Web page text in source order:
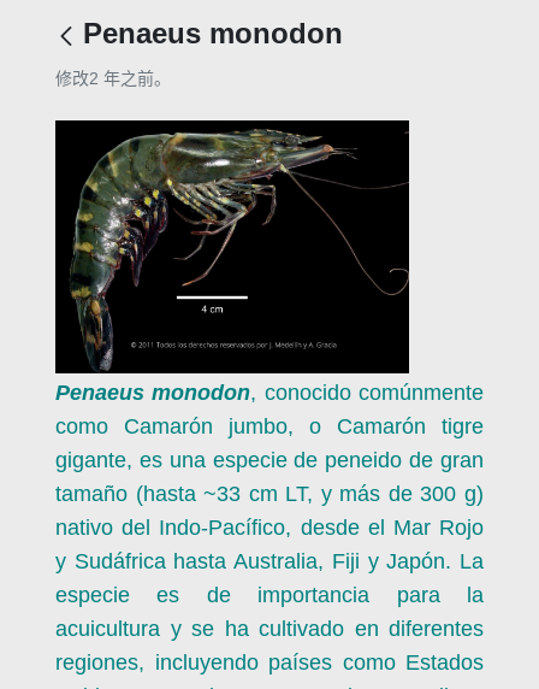
Penaeus monodon
修改2 年之前。
Penaeus monodon, conocido comúnmente
como Camarón jumbo, o Camarón tigre
gigante, es una especie de peneido de gran
tamaño (hasta ~33 cm LT, y más de 300 g)
nativo del Indo-Pacífico, desde el Mar Rojo
y Sudáfrica hasta Australia, Fiji y Japón. La
especie es de importancia para la
acuicultura y se ha cultivado en diferentes
regiones, incluyendo países como Estados